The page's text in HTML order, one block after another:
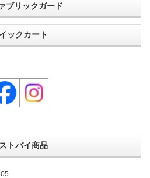
ブリックガード
ックカート
トバイ商品